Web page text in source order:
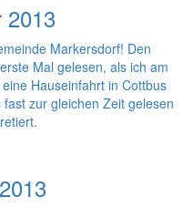
2013
Markersdorf! Den
Mal gelesen, als ich am
Hauseinfahrt in Cottbus
zur gleichen Zeit gelesen